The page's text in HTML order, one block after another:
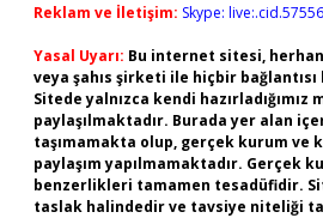
Reklam ve İletişim: Skype:
Yasal Uyarı: Bu internet sitesi,
veya şahıs şirketi ile hiçbir
Sitede yalnızca kendi hazırladığımız
paylaşılmaktadır. Burada yer alan
taşımamakta olup, gerçek kurum ve
paylaşım yapılmamaktadır. Gerçek
benzerlikleri tamamen tesadüfidir.
taslak halindedir ve tavsiye niteliği